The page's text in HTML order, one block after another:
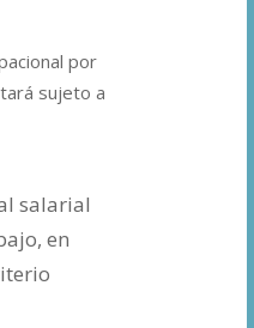
por
sujeto a
salarial
en